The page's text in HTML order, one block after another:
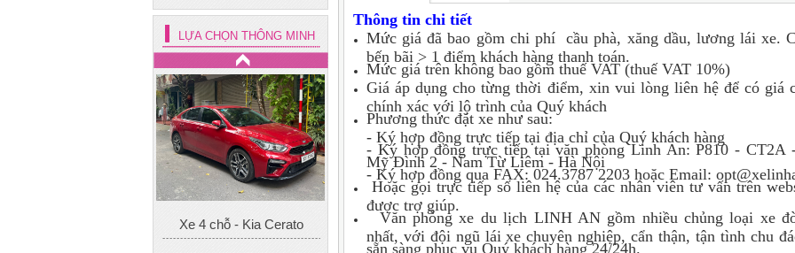
LỰA CHỌN THÔNG MINH
Xe 4 chỗ - Hyundai Accent
Thông tin chi tiết
Mức giá đã bao gồm chi phí cầu phà, xăng dầu, lương lái xe.
bến bãi > 1 điểm khách hàng thanh toán.
Mức giá trên không bao gồm thuế VAT (thuế VAT 10%)
Giá áp dụng cho từng thời điểm, xin vui lòng liên hệ để có giá
chính xác với lộ trình của Quý khách
Phương thức đặt xe như sau:
- Ký hợp đồng trực tiếp tại địa chỉ của Quý khách hàng
- Ký hợp đồng trực tiếp tại văn phòng Linh An: P810 - CT2A
Mỹ Đình 2 - Nam Từ Liêm - Hà Nội
- Ký hợp đồng qua FAX: 024.3787 2203 hoặc Email:
Hoặc gọi trực tiếp số liên hệ của các nhân viên tư vấn trên
được trợ giúp.
Văn phòng xe du lịch LINH AN gồm nhiều chủng loại xe
nhất, với đội ngũ lái xe chuyên nghiệp, cẩn thận, tận tình chu
sẵn sàng phục vụ Quý khách hàng 24/24h.